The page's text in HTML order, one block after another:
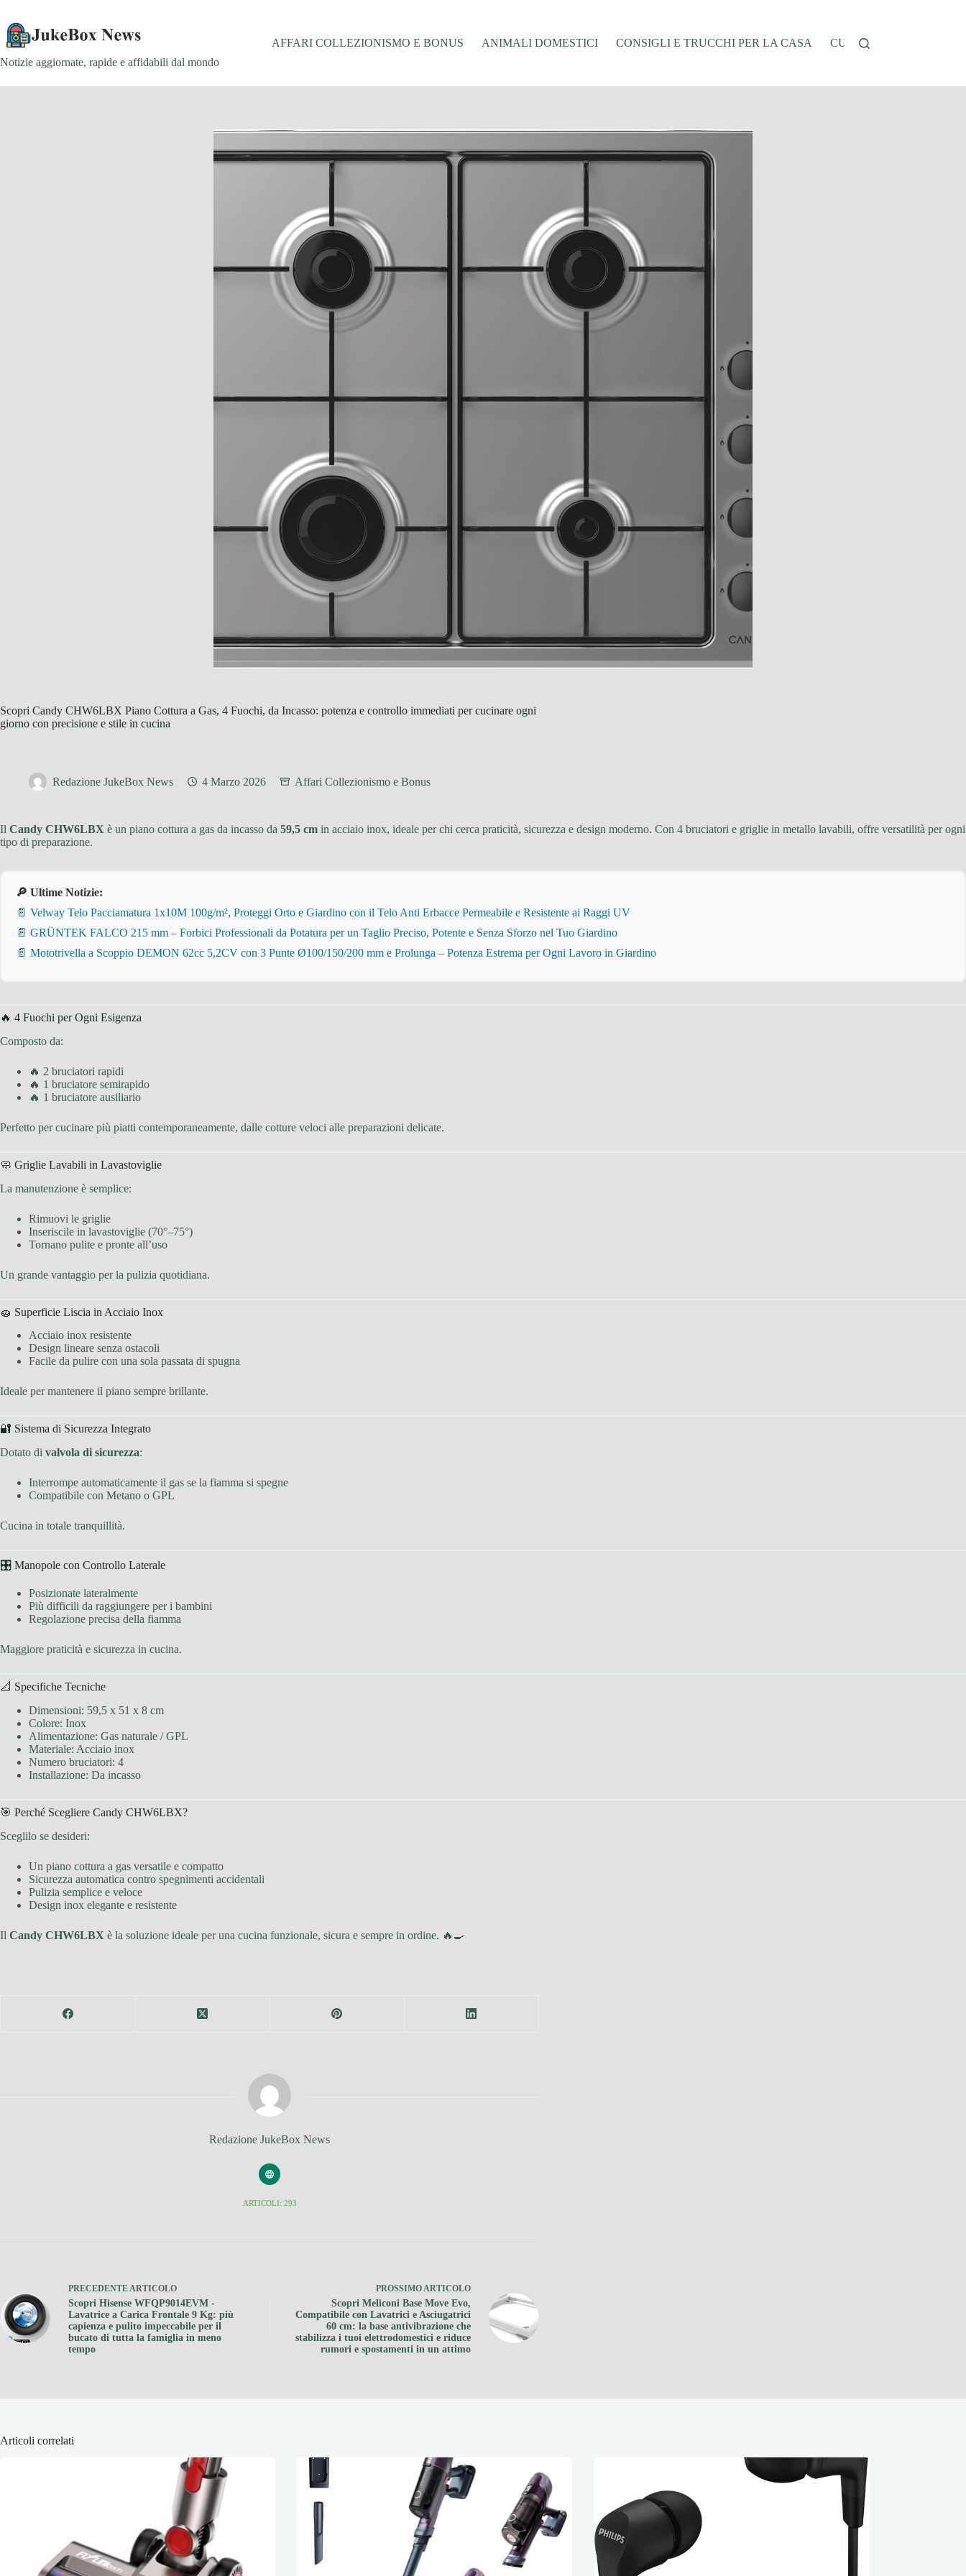
contenuto
Notizie aggiornate, rapide e affidabili dal mondo
AFFARI COLLEZIONISMO E BONUS ANIMALI DOMESTICI CONSIGLI E TRUCCHI PER LA CASA CUCINA E RICETTE
Scopri Candy CHW6LBX Piano Cottura a Gas, 4 Fuochi, da Incasso: potenza e controllo immediati per cucinare ogni
giorno con precisione e stile in cucina
Redazione JukeBox News 4 Marzo 2026 Affari Collezionismo e Bonus
Il Candy CHW6LBX è un piano cottura a gas da incasso da 59,5 cm in acciaio inox, ideale per chi cerca praticità, sicurezza e design moderno. Con 4 bruciatori e griglie in metallo lavabili, offre versatilità per ogni
tipo di preparazione.
🔎 Ultime Notizie:
📄 Velway Telo Pacciamatura 1x10M 100g/m², Proteggi Orto e Giardino con il Telo Anti Erbacce Permeabile e Resistente ai Raggi UV
📄 GRÜNTEK FALCO 215 mm – Forbici Professionali da Potatura per un Taglio Preciso, Potente e Senza Sforzo nel Tuo Giardino
📄 Mototrivella a Scoppio DEMON 62cc 5,2CV con 3 Punte Ø100/150/200 mm e Prolunga – Potenza Estrema per Ogni Lavoro in Giardino
🔥 4 Fuochi per Ogni Esigenza
Composto da:
🔥 2 bruciatori rapidi
🔥 1 bruciatore semirapido
🔥 1 bruciatore ausiliario
Perfetto per cucinare più piatti contemporaneamente, dalle cotture veloci alle preparazioni delicate.
🧼 Griglie Lavabili in Lavastoviglie
La manutenzione è semplice:
Rimuovi le griglie
Inseriscile in lavastoviglie (70°–75°)
Tornano pulite e pronte all’uso
Un grande vantaggio per la pulizia quotidiana.
🧽 Superficie Liscia in Acciaio Inox
Acciaio inox resistente
Design lineare senza ostacoli
Facile da pulire con una sola passata di spugna
Ideale per mantenere il piano sempre brillante.
🔐 Sistema di Sicurezza Integrato
Dotato di valvola di sicurezza:
Interrompe automaticamente il gas se la fiamma si spegne
Compatibile con Metano o GPL
Cucina in totale tranquillità.
🎛 Manopole con Controllo Laterale
Posizionate lateralmente
Più difficili da raggiungere per i bambini
Regolazione precisa della fiamma
Maggiore praticità e sicurezza in cucina.
📐 Specifiche Tecniche
Dimensioni: 59,5 x 51 x 8 cm
Colore: Inox
Alimentazione: Gas naturale / GPL
Materiale: Acciaio inox
Numero bruciatori: 4
Installazione: Da incasso
🎯 Perché Scegliere Candy CHW6LBX?
Sceglilo se desideri:
Un piano cottura a gas versatile e compatto
Sicurezza automatica contro spegnimenti accidentali
Pulizia semplice e veloce
Design inox elegante e resistente
Il Candy CHW6LBX è la soluzione ideale per una cucina funzionale, sicura e sempre in ordine. 🔥🍳
Redazione JukeBox News
ARTICOLI: 293
PRECEDENTE ARTICOLO
Scopri Hisense WFQP9014EVM -
Lavatrice a Carica Frontale 9 Kg: più
capienza e pulito impeccabile per il
bucato di tutta la famiglia in meno
tempo
PROSSIMO ARTICOLO
Scopri Meliconi Base Move Evo,
Compatibile con Lavatrici e Asciugatrici
60 cm: la base antivibrazione che
stabilizza i tuoi elettrodomestici e riduce
rumori e spostamenti in un attimo
Articoli correlati